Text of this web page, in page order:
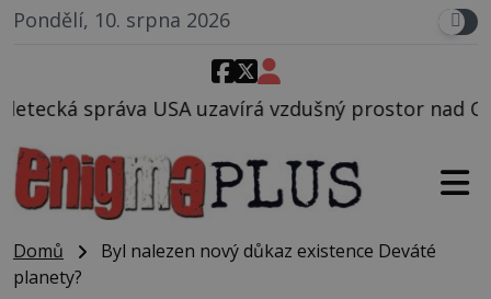
Pondělí, 10. srpna 2026
vzdušný prostor nad Oblastí 51, mohlo to
Domů
Byl nalezen nový důkaz existence Deváté
planety?